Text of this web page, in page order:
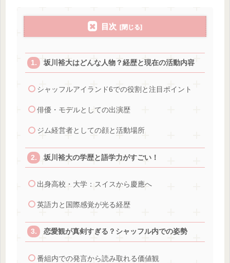
目次
坂川裕大はどんな人物？経歴と現在の活動内容
シャッフルアイランド6での役割と注目ポイント
俳優・モデルとしての出演歴
ジム経営者としての顔と活動場所
坂川裕大の学歴と語学力がすごい！
出身高校・大学：スイスから慶應へ
英語力と国際感覚が光る経歴
恋愛観が真剣すぎる？シャッフル内での姿勢
番組内での発言から読み取れる価値観